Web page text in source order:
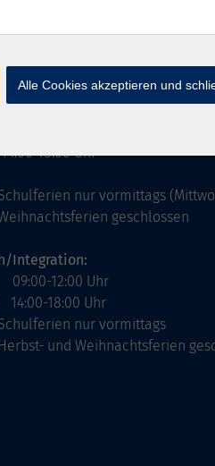
18:00 Uhr
nur vormittags
geschlossen
Integration:
12:00 Uhr
14:00-18:00 Uhr
nur vormittags
und Weihnachtsferien
Alle Cookies akzeptieren und